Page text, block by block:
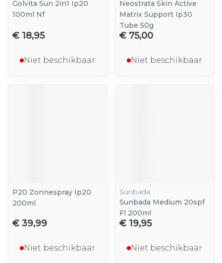
Golvita Sun 2in1 Ip20
100ml Nf
€ 18,95
Niet beschikbaar
Neostrata Skin Active
Matrix Support Ip30
Tube 50g
€ 75,00
Niet beschikbaar
P20 Zonnespray Ip20
200ml
€ 39,99
Niet beschikbaar
Sunbada
Sunbada Medium 20spf
Fl 200ml
€ 19,95
Niet beschikbaar